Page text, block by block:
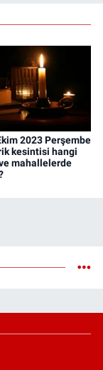
2023 Perşembe
kesintisi hangi
mahallelerde